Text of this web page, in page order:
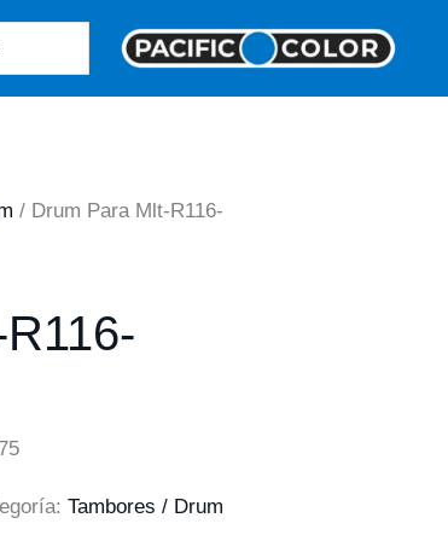
/ Drum Para Mlt-R116-
Tambores / Drum